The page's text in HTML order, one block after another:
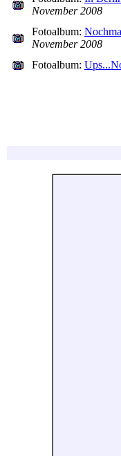
November 2008
Fotoalbum:
November 2008
Fotoalbum: